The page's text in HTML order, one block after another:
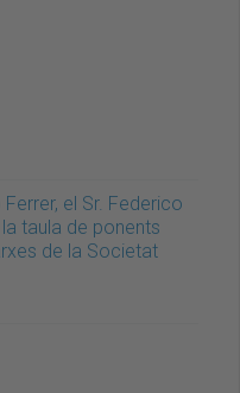
el Sr. Federico
taula de ponents
de la Societat